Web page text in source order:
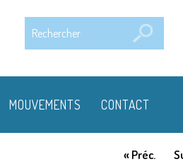
MOUVEMENTS CONTACT
« Préc.